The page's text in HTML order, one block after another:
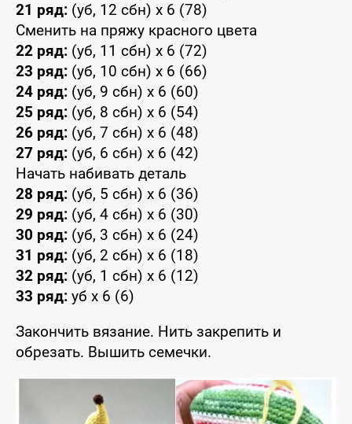
21 ряд: (уб, 12 сбн) x 6 (78)
Сменить на пряжу красного цвета
22 ряд: (уб, 11 сбн) x 6 (72)
23 ряд: (уб, 10 сбн) x 6 (66)
24 ряд: (уб, 9 сбн) x 6 (60)
25 ряд: (уб, 8 сбн) x 6 (54)
26 ряд: (уб, 7 сбн) x 6 (48)
27 ряд: (уб, 6 сбн) x 6 (42)
Начать набивать деталь
28 ряд: (уб, 5 сбн) x 6 (36)
29 ряд: (уб, 4 сбн) x 6 (30)
30 ряд: (уб, 3 сбн) x 6 (24)
31 ряд: (уб, 2 сбн) x 6 (18)
32 ряд: (уб, 1 сбн) x 6 (12)
33 ряд: уб x 6 (6)
Закончить вязание. Нить закрепить и
обрезать. Вышить семечки.